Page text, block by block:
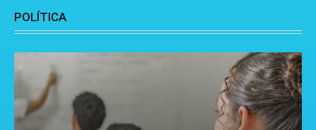
POLÍTICA